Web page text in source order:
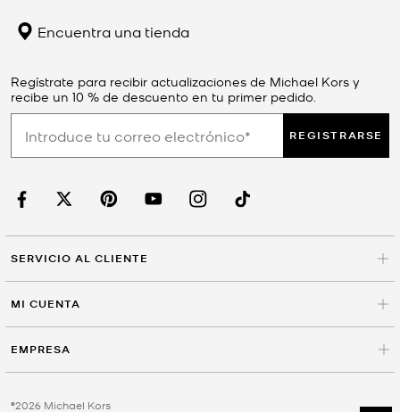
Encuentra una tienda
Regístrate para recibir actualizaciones de Michael Kors y
recibe un 10 % de descuento en tu primer pedido.
REGISTRARSE
SERVICIO AL CLIENTE
MI CUENTA
EMPRESA
©2026 Michael Kors